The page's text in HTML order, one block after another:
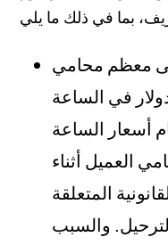
معظم محامي
ما بين 100 و 700 دولار في الساعة
أسعار الساعة
العميل أثناء
المتعلقة
والسبب